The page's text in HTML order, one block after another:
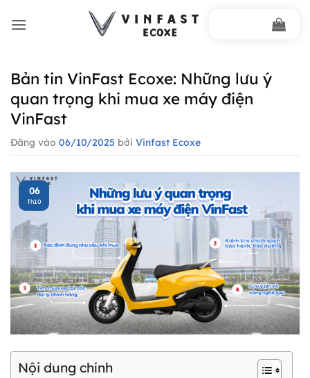
qua
Bản tin VinFast Ecoxe: Những lưu ý
quan trọng khi mua xe máy điện
VinFast
Đăng vào 06/10/2025 bởi Vinfast Ecoxe
06
Th10
Nội dung chính